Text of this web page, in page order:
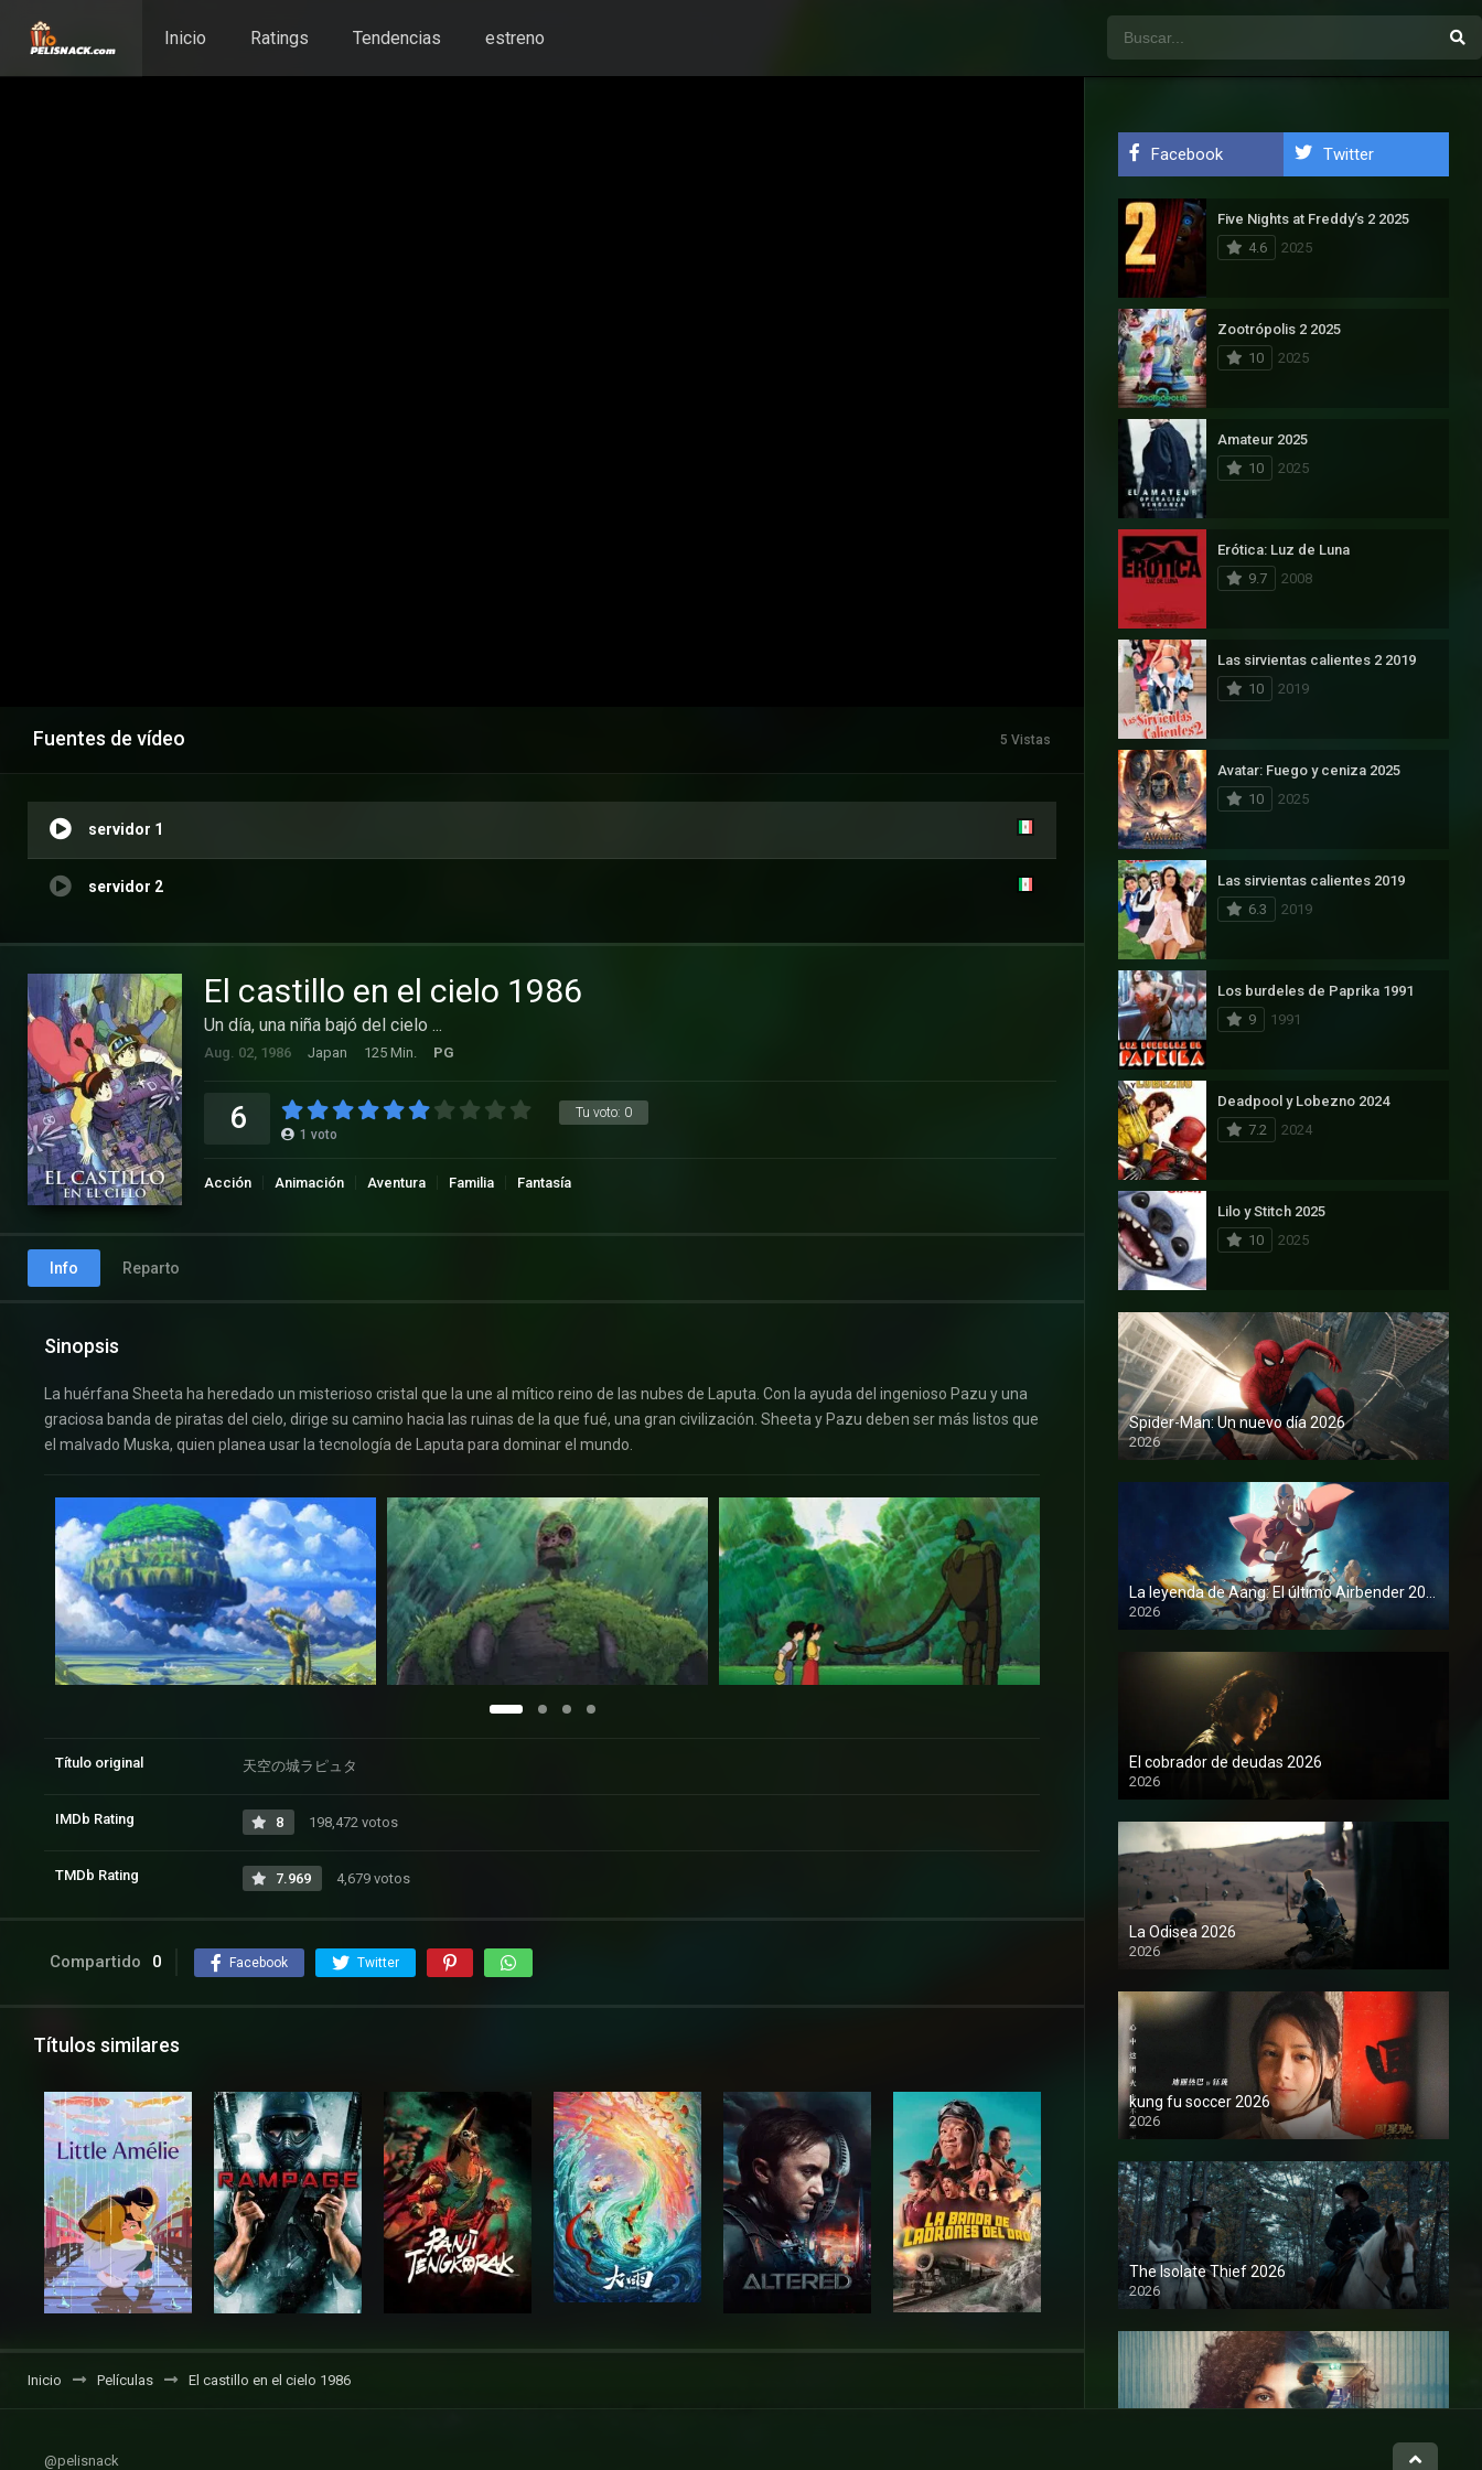
Inicio Ratings Tendencias estreno
Fuentes de vídeo 5 Vistas
servidor 1
servidor 2
El castillo en el cielo 1986
Un día, una niña bajó del cielo ...
Aug. 02, 1986 Japan 125 Min. PG
Tu voto: 0
6 1 voto
Acción Animación Aventura Familia Fantasía
Info Reparto
Sinopsis
La huérfana Sheeta ha heredado un misterioso cristal que la une al mítico reino de las nubes de Laputa. Con la ayuda del ingenioso Pazu y una
graciosa banda de piratas del cielo, dirige su camino hacia las ruinas de la que fué, una gran civilización. Sheeta y Pazu deben ser más listos que
el malvado Muska, quien planea usar la tecnología de Laputa para dominar el mundo.
Título original 天空の城ラピュタ
IMDb Rating 8 198,472 votos
TMDb Rating 7.969 4,679 votos
Compartido 0 Facebook Twitter
Títulos similares
Inicio Películas El castillo en el cielo 1986
Facebook Twitter
Five Nights at Freddy’s 2 2025
4.6
2025
Zootrópolis 2 2025
10
2025
Amateur 2025
10
2025
Erótica: Luz de Luna
9.7
2008
Las sirvientas calientes 2 2019
10
2019
Avatar: Fuego y ceniza 2025
10
2025
Las sirvientas calientes 2019
6.3
2019
Los burdeles de Paprika 1991
9
1991
Deadpool y Lobezno 2024
7.2
2024
Lilo y Stitch 2025
10
2025
Spider-Man: Un nuevo día 2026
2026
1080P
2026
1080P
El cobrador de deudas 2026
2026
1080P
La Odisea 2026
2026
1080P
kung fu soccer 2026
2026
1080P
The Isolate Thief 2026
2026
1080P
@pelisnack